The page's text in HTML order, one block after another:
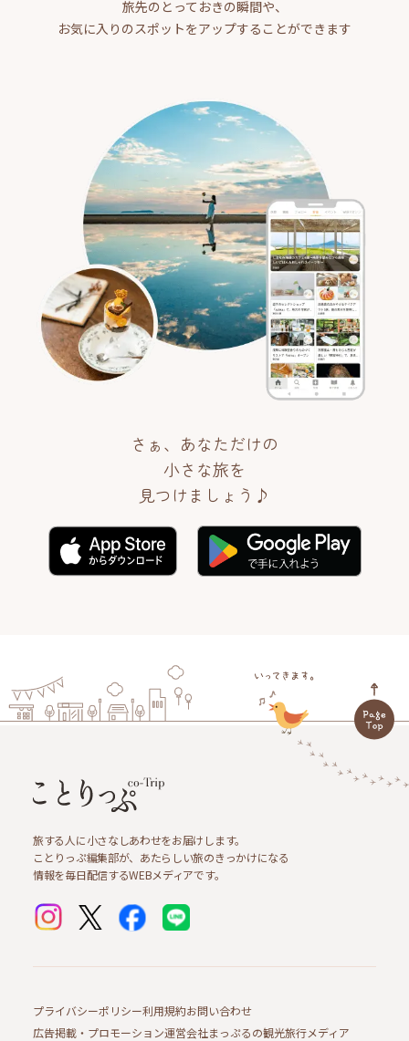
旅先のとっておきの瞬間や、
お気に入りのスポットをアップすることができます
さぁ、あなただけの
小さな旅を
見つけましょう♪
旅する人に小さなしあわせをお届けします。
ことりっぷ編集部が、あたらしい旅のきっかけになる
情報を毎日配信するWEBメディアです。
プライバシーポリシー利用規約お問い合わせ
広告掲載・プロモーション運営会社まっぷるの観光旅行メディア